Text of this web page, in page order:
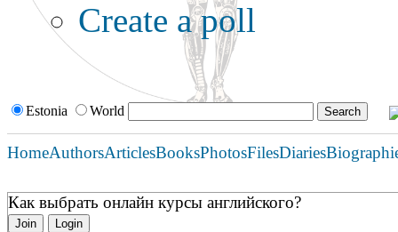
Create a poll
Estonia World
HomeAuthorsArticlesBooksPhotosFilesDiaries
Как выбрать онлайн курсы английского?
Join Login